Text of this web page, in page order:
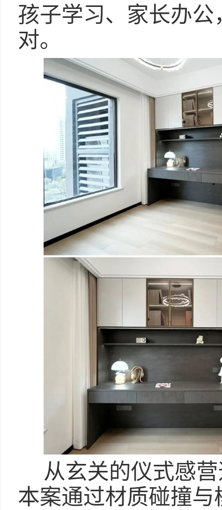
孩子学习、家长办
对。
从玄关的仪式感
本案通过材质碰撞